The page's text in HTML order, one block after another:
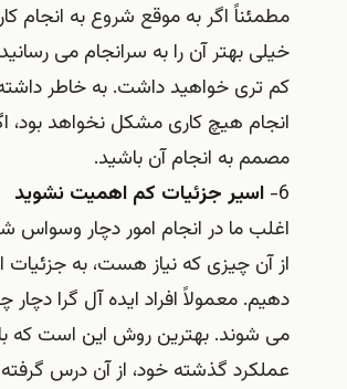
مطمئناً اگر به موقع شروع به انجام
خیلی بهتر آن را به سرانجام می
کم تری خواهید داشت. به خاطر
انجام هیچ کاری مشکل نخواهد بود،
مصمم به انجام آن باشید.
6- اسیر جزئیات کم اهمیت نشوید
اغلب ما در انجام امور دچار وسواس
از آن چیزی که نیاز هست، به
دهیم. معمولاً افراد ایده آل گرا دچار
می شوند. بهترین روش این است که
عملکرد گذشته خود، از آن درس